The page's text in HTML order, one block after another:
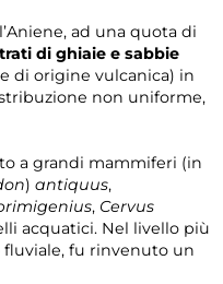
ad una quota di
di ghiaie e sabbie
di origine vulcanica) in
non uniforme,
a grandi mammiferi (in
) antiquus,
, Cervus
acquatici. Nel livello più
fluviale, fu rinvenuto un